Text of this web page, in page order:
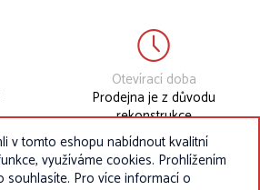
Otevírací doba
Prodejna je z důvodu
rekonstrukce
dočasně uzavřena.
v tomto eshopu nabídnout kvalitní
využíváme cookies. Prohlížením
souhlasíte. Pro více informací o